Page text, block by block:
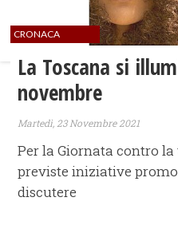
CRONACA
La Toscana si
novembre
Martedì, 23 Novembre 2021
Per la Giornata contro
previste iniziative
discutere